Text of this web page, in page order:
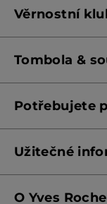
Franšízing
Věrnostní
Pravidla
Tombola &
Podmínky
Potřebujete
Užitečné
O Yves